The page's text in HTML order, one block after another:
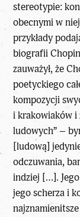
stereotypie:
obecnymi w
przykłady
biografii
zauważył, że
poetyckiego
kompozycji
i krakowiaków i
ludowych” –
[ludową]
odczuwania,
indziej […].
jego scherza i